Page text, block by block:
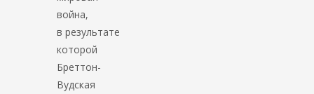
война,
в результате
которой
Бреттон-
Вудская